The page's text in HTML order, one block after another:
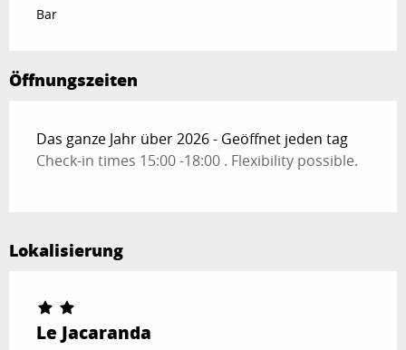
Bar
Öffnungszeiten
Das ganze Jahr über 2026 - Geöffnet jeden tag
Check-in times 15:00 -18:00 . Flexibility possible.
Lokalisierung
Le Jacaranda